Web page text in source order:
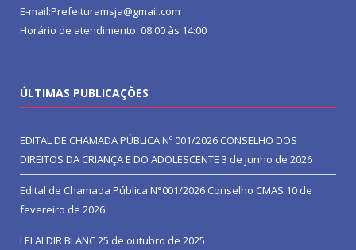
E-mail:Prefeituramsja@gmail.com
Horário de atendimento: 08:00 às 14:00
ÚLTIMAS PUBLICAÇÕES
EDITAL DE CHAMADA PÚBLICA Nº 001/2026 CONSELHO DOS
DIREITOS DA CRIANÇA E DO ADOLESCENTE 3 de junho de 2026
Edital de Chamada Pública N°001/2026 Conselho CMAS 10 de
fevereiro de 2026
LEI ALDIR BLANC25 de outubro de 2025